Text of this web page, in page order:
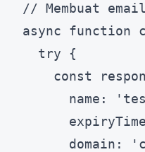
// Membuat
async function
  try {
const
name:
domain: